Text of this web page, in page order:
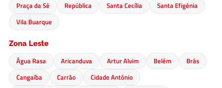
Praça da Sé
República Santa Cecília
Santa Efigênia
Vila Buarque
Zona Leste
Água Rasa Aricanduva Artur Alvim Belém
Brás
Cangaíba
Carrão
Cidade Antônio